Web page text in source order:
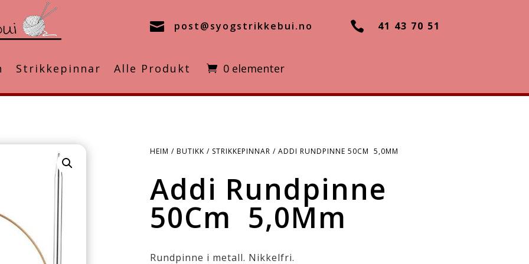
 post@syogstrikkebui.no  41 43 70 51
Strikkepinnar Alle Produkt 0 elementer
HEIM / BUTIKK / STRIKKEPINNAR / ADDI RUNDPINNE 50CM 5,0MM
Addi Rundpinne
50Cm 5,0Mm
Rundpinne i metall. Nikkelfri.